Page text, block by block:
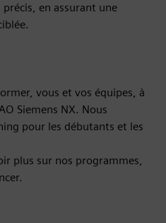
en assurant une
vous et vos équipes, à
Siemens NX. Nous
pour les débutants et les
plus sur nos programmes,